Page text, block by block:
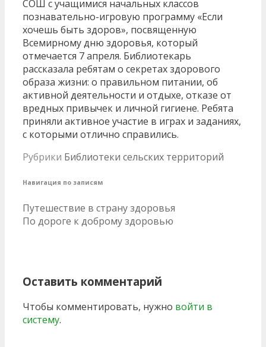
СОШ с учащимися начальных классов
познавательно-игровую программу «Если
хочешь быть здоров», посвященную
Всемирному дню здоровья, который
отмечается 7 апреля. Библиотекарь
рассказала ребятам о секретах здорового
образа жизни: о правильном питании, об
активной деятельности и отдыхе, отказе от
вредных привычек и личной гигиене. Ребята
приняли активное участие в играх и заданиях,
с которыми отлично справились.
Рубрики Библиотеки сельских территорий
Навигация по записям
Путешествие в страну здоровья
По дороге к доброму здоровью
Оставить комментарий
Чтобы комментировать, нужно войти в
систему.